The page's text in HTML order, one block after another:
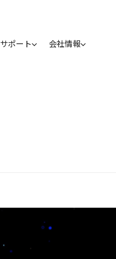
サポート 会社情報